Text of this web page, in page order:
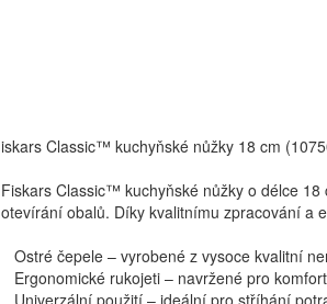
iskars Classic™ kuchyňské nůžky 18 cm
Fiskars Classic™ kuchyňské nůžky o délce
otevírání obalů. Díky kvalitnímu zpracování a
Ostré čepele – vyrobené z vysoce kvalitní
Ergonomické rukojeti – navržené pro
Univerzální použití – ideální pro stříhání